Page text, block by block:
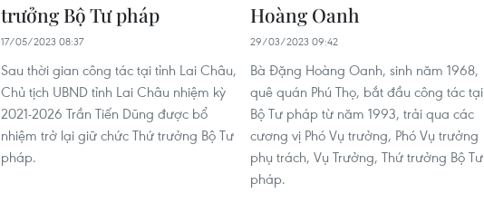
trưởng Bộ Tư pháp
17/05/2023 08:37
Sau thời gian công tác tại tỉnh Lai Châu,
Chủ tịch UBND tỉnh Lai Châu nhiệm kỳ
2021-2026 Trần Tiến Dũng được bổ
nhiệm trở lại giữ chức Thứ trưởng Bộ Tư
pháp.
Hoàng Oanh
29/03/2023 09:42
Bà Đặng Hoàng Oanh, sinh năm 1968,
quê quán Phú Thọ, bắt đầu công tác tại
Bộ Tư pháp từ năm 1993, trải qua các
cương vị Phó Vụ trưởng, Phó Vụ trưởng
phụ trách, Vụ Trưởng, Thứ trưởng Bộ Tư
pháp.